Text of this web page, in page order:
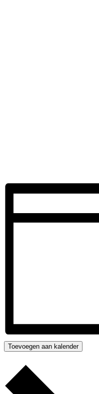
Toevoegen aan kalender